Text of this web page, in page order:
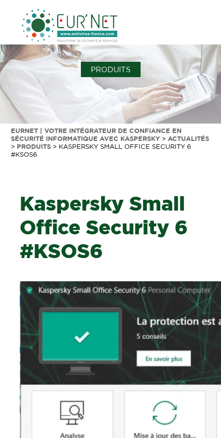
PRODUITS
EURNET | VOTRE INTÉGRATEUR DE CONFIANCE EN
SÉCURITÉ INFORMATIQUE AVEC KASPERSKY >ACTUALITÉS
> PRODUITS > KASPERSKY SMALL OFFICE SECURITY 6
#KSOS6
Kaspersky Small
Office Security 6
#KSOS6